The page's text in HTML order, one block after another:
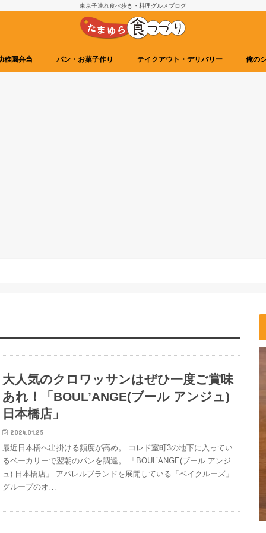
東京子連れ食べ歩き・料理グルメブログ
稚園弁当 パン・お菓子作り テイクアウト・デリバリー 俺の
大人気のクロワッサンはぜひ一度ご賞味
あれ！「BOUL’ANGE(ブール アンジュ)
日本橋店」
2024.01.25
最近日本橋へ出掛ける頻度が高め。 コレド室町3の地下に入ってい
るベーカリーで翌朝のパンを調達。 「BOUL’ANGE(ブール アンジ
ュ) 日本橋店」 アパレルブランドを展開している「ベイクルーズ」
グループのオ…